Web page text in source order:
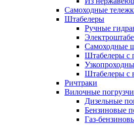
Самоходные
Штабелеры
Ручные
Самоходные
Штабелеры с
Штабелеры с
Ричтраки
Вилочные
Дизельные
Бензиновые
Газ-